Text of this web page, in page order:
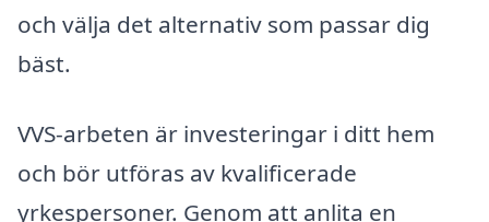
och välja det alternativ som passar dig
bäst.
VVS-arbeten är investeringar i ditt hem
och bör utföras av kvalificerade
yrkespersoner. Genom att anlita en